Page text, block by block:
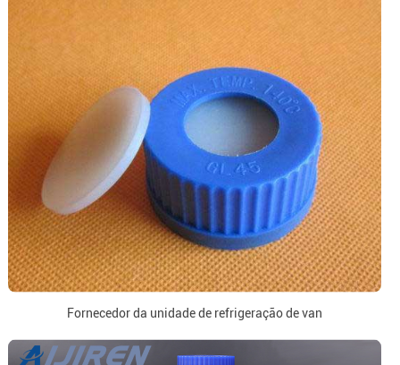
Fornecedor da unidade de refrigeração de van